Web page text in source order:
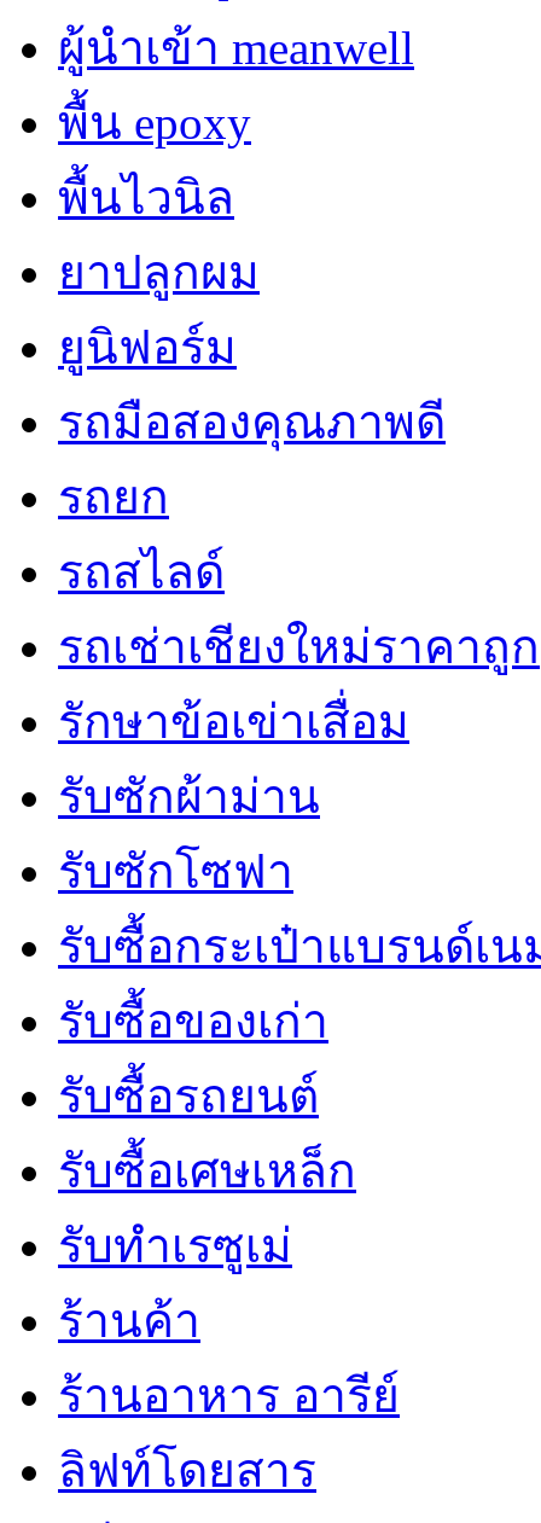
ผู้นำเข้า meanwell
พื้น epoxy
พื้นไวนิล
ยาปลูกผม
ยูนิฟอร์ม
รถมือสองคุณภาพดี
รถยก
รถสไลด์
รถเช่าเชียงใหม่ราคาถูก
รักษาข้อเข่าเสื่อม
รับซักผ้าม่าน
รับซักโซฟา
รับซื้อกระเป๋าแบรนด์เน
รับซื้อของเก่า
รับซื้อรถยนต์
รับซื้อเศษเหล็ก
รับทำเรซูเม่
ร้านค้า
ร้านอาหาร อารีย์
ลิฟท์โดยสาร